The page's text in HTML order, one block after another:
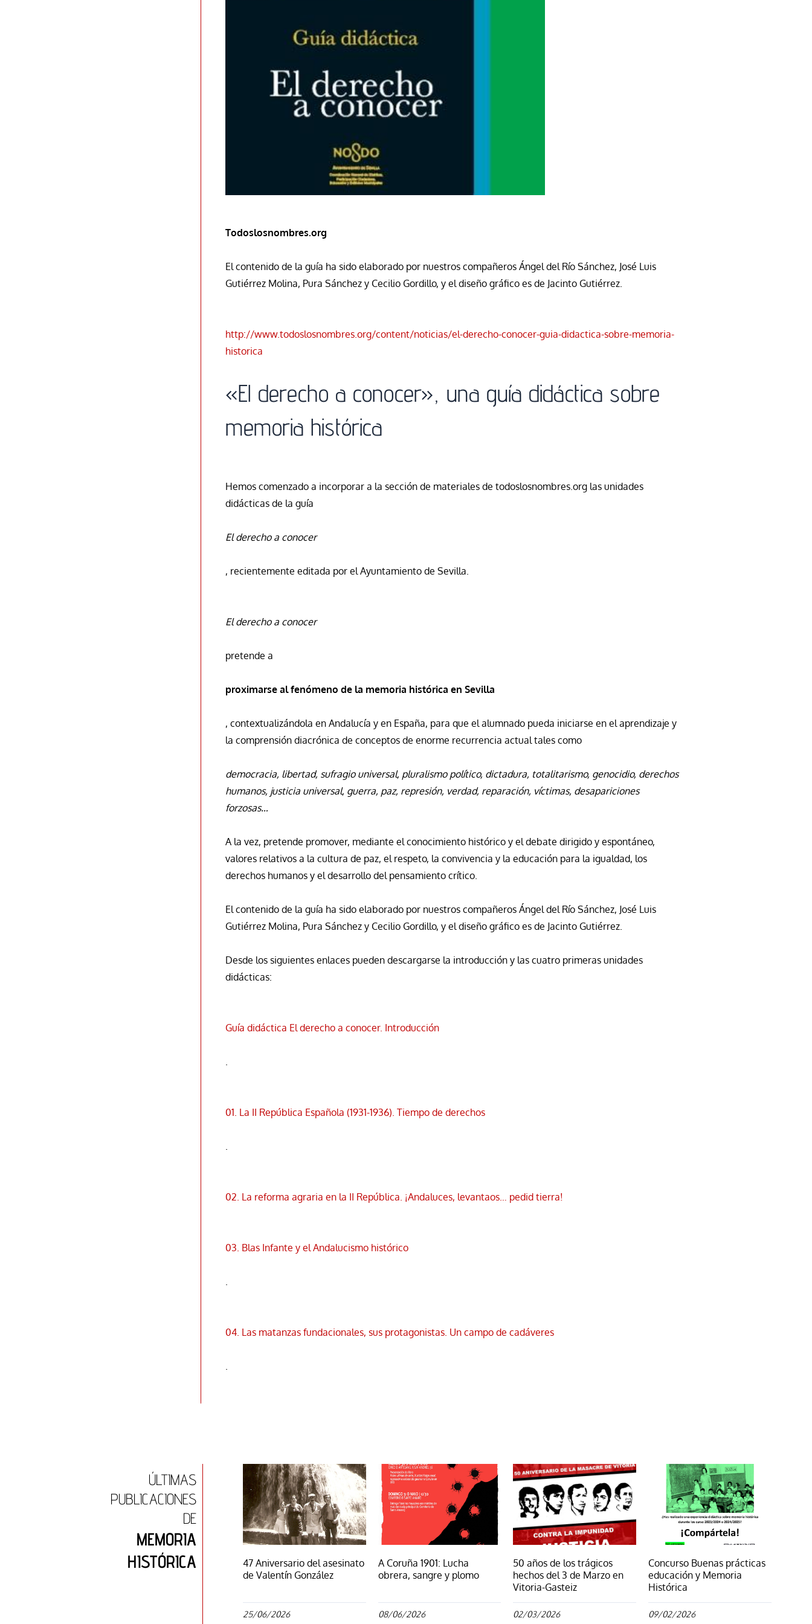
Todoslosnombres.org
El contenido de la guía ha sido elaborado por nuestros compañeros Ángel del Río Sánchez, José Luis
Gutiérrez Molina, Pura Sánchez y Cecilio Gordillo, y el diseño gráfico es de Jacinto Gutiérrez.
http://www.todoslosnombres.org/content/noticias/el-derecho-conocer-guia-didactica-sobre-memoria-
historica
«El derecho a conocer», una guía didáctica sobre
memoria histórica
Hemos comenzado a incorporar a la sección de materiales de todoslosnombres.org las unidades
didácticas de la guía
El derecho a conocer
, recientemente editada por el Ayuntamiento de Sevilla.
El derecho a conocer
pretende a
proximarse al fenómeno de la memoria histórica en Sevilla
, contextualizándola en Andalucía y en España, para que el alumnado pueda iniciarse en el aprendizaje y
la comprensión diacrónica de conceptos de enorme recurrencia actual tales como
democracia, libertad, sufragio universal, pluralismo político, dictadura, totalitarismo, genocidio, derechos
humanos, justicia universal, guerra, paz, represión, verdad, reparación, víctimas, desapariciones
forzosas…
A la vez, pretende promover, mediante el conocimiento histórico y el debate dirigido y espontáneo,
valores relativos a la cultura de paz, el respeto, la convivencia y la educación para la igualdad, los
derechos humanos y el desarrollo del pensamiento crítico.
El contenido de la guía ha sido elaborado por nuestros compañeros Ángel del Río Sánchez, José Luis
Gutiérrez Molina, Pura Sánchez y Cecilio Gordillo, y el diseño gráfico es de Jacinto Gutiérrez.
Desde los siguientes enlaces pueden descargarse la introducción y las cuatro primeras unidades
didácticas:
Guía didáctica El derecho a conocer. Introducción
01. La II República Española (1931-1936). Tiempo de derechos
02. La reforma agraria en la II República. ¡Andaluces, levantaos… pedid tierra!
03. Blas Infante y el Andalucismo histórico
04. Las matanzas fundacionales, sus protagonistas. Un campo de cadáveres
ÚLTIMAS
PUBLICACIONES
DE
MEMORIA
HISTÓRICA
47 Aniversario del asesinato
de Valentín González
25/06/2026
A Coruña 1901: Lucha
obrera, sangre y plomo
08/06/2026
50 años de los trágicos
hechos del 3 de Marzo en
Vitoria-Gasteiz
02/03/2026
Concurso Buenas prácticas
educación y Memoria
Histórica
09/02/2026
PáginaPáginaPágina Página